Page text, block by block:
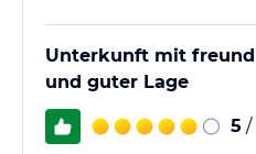
Unterkunft mit
und guter Lage
5 /